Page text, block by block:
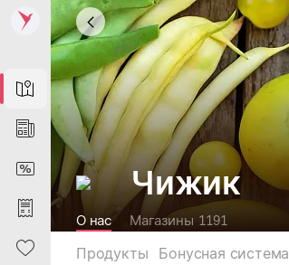
Map
News
DiscountCard
Purchases
Heart
Чижик
О нас Магазины 1191
Продукты Бонусная система